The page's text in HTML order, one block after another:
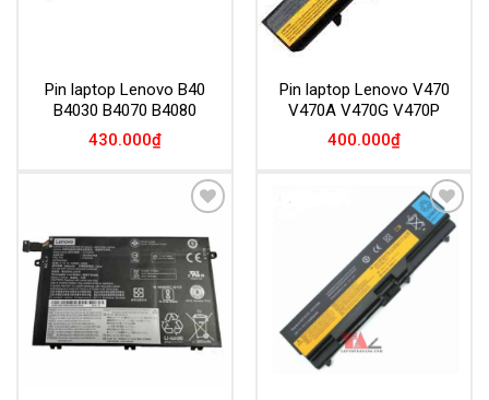
Pin laptop Lenovo B40
B4030 B4070 B4080
430.000₫
Pin laptop Lenovo V470
V470A V470G V470P
400.000₫
Wishlist
Add to
Wishlist